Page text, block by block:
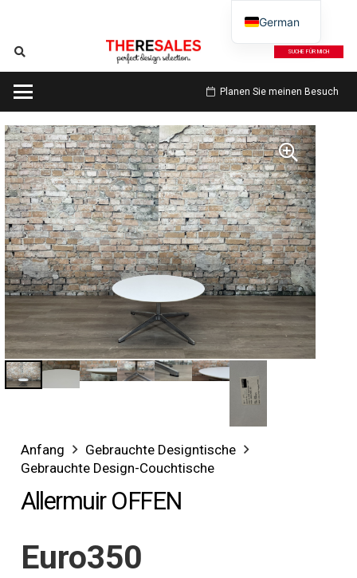
SUCHE FÜR MICH
Planen Sie meinen Besuch
Anfang
Gebrauchte Designtische
Gebrauchte Design-Couchtische
Allermuir OFFEN
Euro350
German